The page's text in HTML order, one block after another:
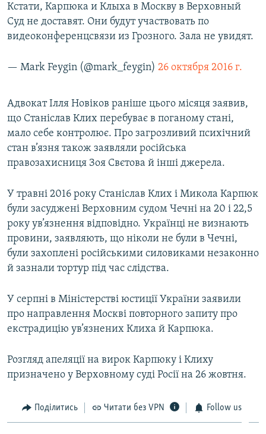
Усі сайти RFE/RL
Кстати, Карпюка и Клыха в Москву в Верховный
Суд не доставят. Они будут участвовать по
видеоконференцсвязи из Грозного. Зала не увидят.
— Mark Feygin (@mark_feygin) 26 октября 2016 г.
Адвокат Ілля Новіков раніше цього місяця заявив,
що Станіслав Клих перебуває в поганому стані,
мало себе контролює. Про загрозливий психічний
стан в’язня також заявляли російська
правозахисниця Зоя Свєтова й інші джерела.
У травні 2016 року Станіслав Клих і Микола Карпюк
були засуджені Верховним судом Чечні на 20 і 22,5
року ув’язнення відповідно. Українці не визнають
провини, заявляють, що ніколи не були в Чечні,
були захоплені російськими силовиками незаконно
й зазнали тортур під час слідства.
У серпні в Міністерстві юстиції України заявили
про направлення Москві повторного запиту про
екстрадицію ув’язнених Клиха й Карпюка.
Розгляд апеляції на вирок Карпюку і Клиху
призначено у Верховному суді Росії на 26 жовтня.
Поділитись Читати без VPN Follow us